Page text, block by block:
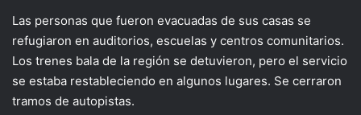
Las personas que fueron evacuadas de sus casas se
refugiaron en auditorios, escuelas y centros comunitarios.
Los trenes bala de la región se detuvieron, pero el servicio
se estaba restableciendo en algunos lugares. Se cerraron
tramos de autopistas.